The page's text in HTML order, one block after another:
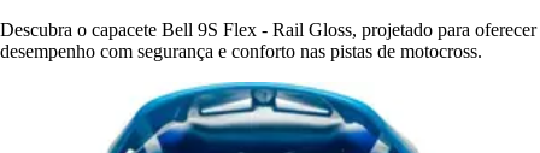
Descubra o capacete Bell 9S Flex - Rail Gloss, projetado para oferecer
desempenho com segurança e conforto nas pistas de motocross.